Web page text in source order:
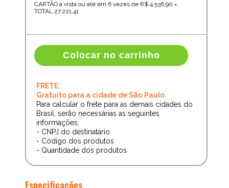
CARTÃO à vista ou até em 6 vezes de R$ 4.536,90 =
TOTAL 27.221,41
Colocar no carrinho
FRETE:
Gratuito para a cidade de São Paulo.
Para calcular o frete para as demais cidades do
Brasil, serão necessárias as seguintes
informações:
- CNPJ do destinatário
- Código dos produtos
- Quantidade dos produtos
Especificações